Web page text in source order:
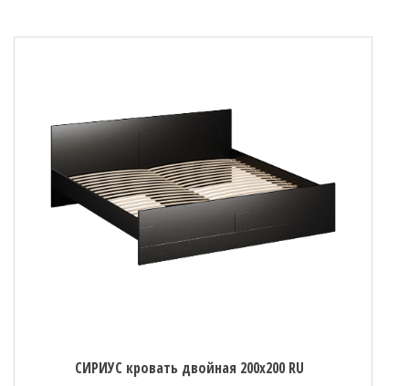
СИРИУС кровать двойная 200х200 RU